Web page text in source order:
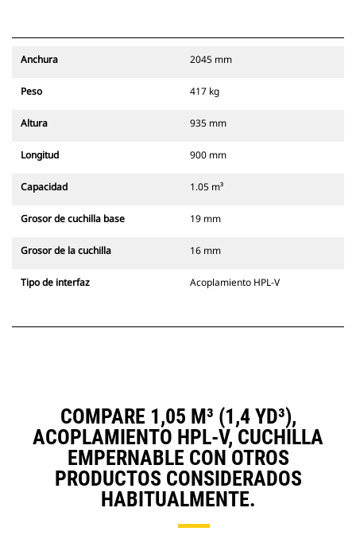
Anchura 2045 mm
Peso 417 kg
Altura 935 mm
Longitud 900 mm
Capacidad 1.05 m³
Grosor de cuchilla base 19 mm
Grosor de la cuchilla 16 mm
Tipo de interfaz Acoplamiento HPL-V
COMPARE 1,05 M³ (1,4 YD³),
ACOPLAMIENTO HPL-V, CUCHILLA
EMPERNABLE CON OTROS
PRODUCTOS CONSIDERADOS
HABITUALMENTE.